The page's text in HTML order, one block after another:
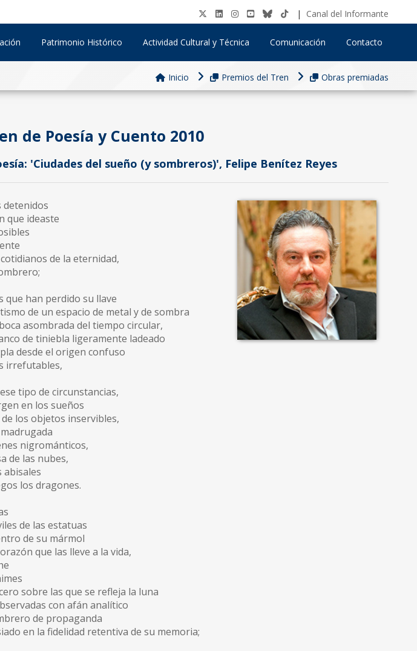
| Canal del Informante
Patrimonio Histórico Actividad Cultural y Técnica Comunicación Contacto
Inicio Premios del Tren Obras premiadas
de Poesía y Cuento 2010
'Ciudades del sueño (y sombreros)', Felipe Benítez Reyes
detenidos
que ideaste
de la eternidad,
que han perdido su llave
de un espacio de metal y de sombra
asombrada del tiempo circular,
de tiniebla ligeramente ladeado
desde el origen confuso
irrefutables,
tipo de circunstancias,
en los sueños
los objetos inservibles,
nigrománticos,
de las nubes,
abisales
los dragones.
de las estatuas
de su mármol
que las lleve a la vida,
sobre las que se refleja la luna
con afán analítico
de propaganda
en la fidelidad retentiva de su memoria;